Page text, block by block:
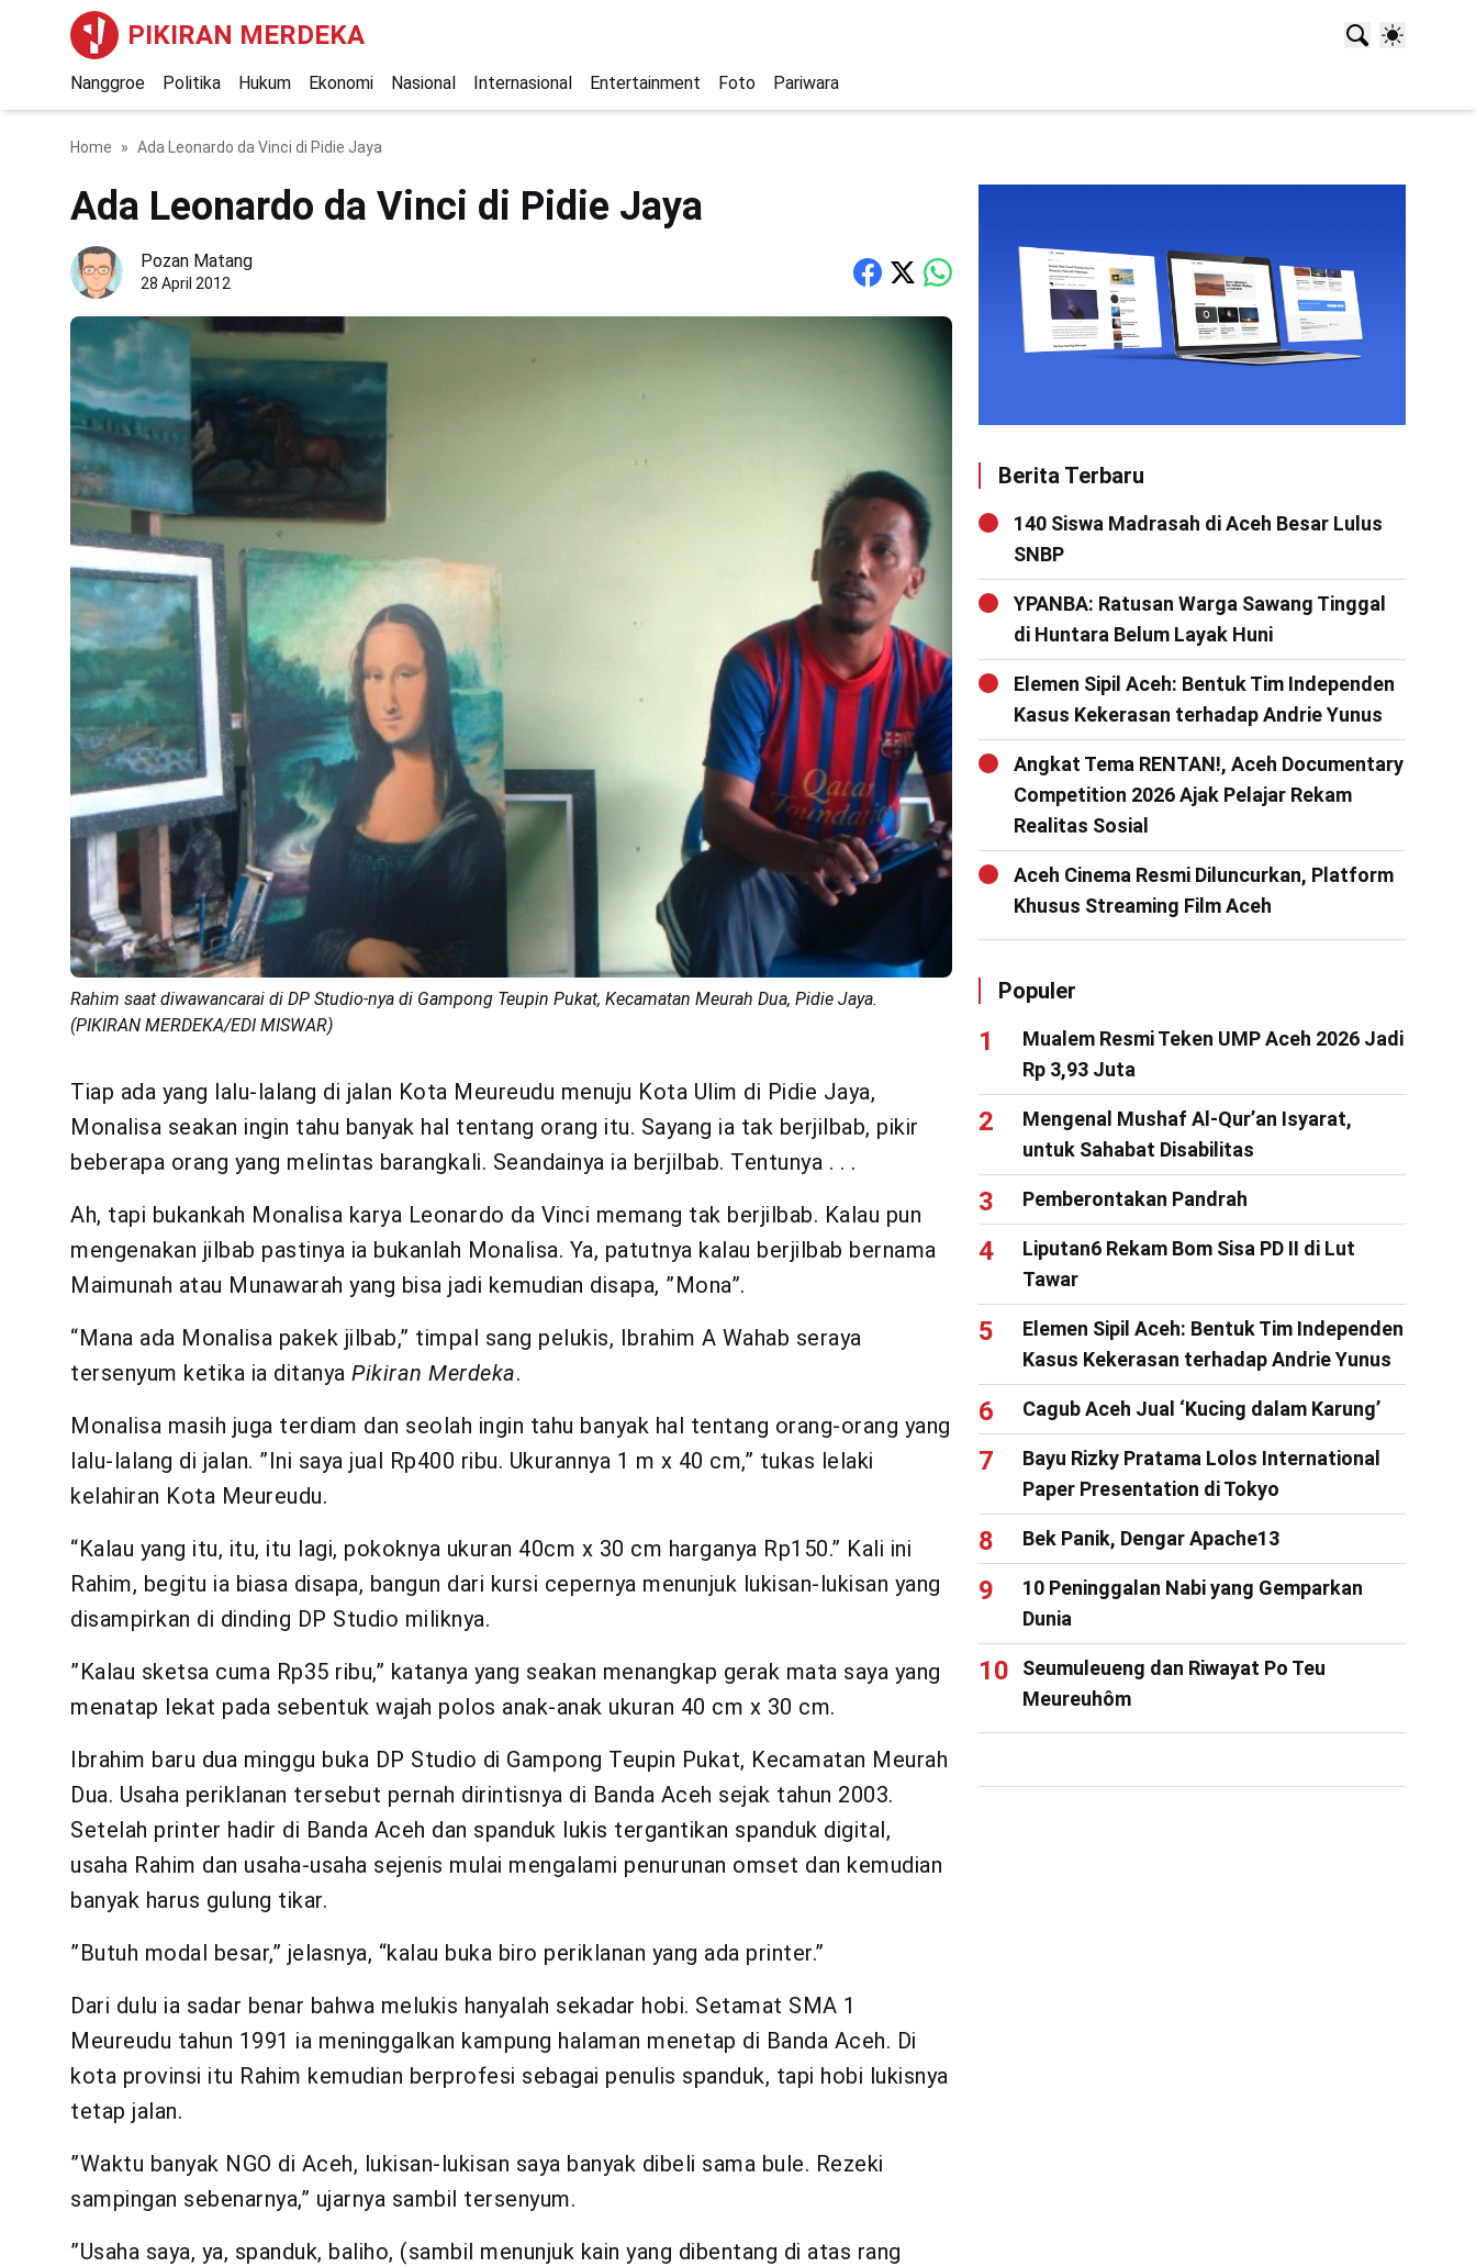
PIKIRAN MERDEKA
Nanggroe Politika Hukum Ekonomi Nasional Internasional Entertainment Foto Pariwara
Home Ada Leonardo da Vinci di Pidie Jaya
Ada Leonardo da Vinci di Pidie Jaya
Pozan Matang
28 April 2012
Rahim saat diwawancarai di DP Studio-nya di Gampong Teupin Pukat, Kecamatan Meurah Dua, Pidie Jaya.
(PIKIRAN MERDEKA/EDI MISWAR)
Tiap ada yang lalu-lalang di jalan Kota Meureudu menuju Kota Ulim di Pidie Jaya,
Monalisa seakan ingin tahu banyak hal tentang orang itu. Sayang ia tak berjilbab, pikir
beberapa orang yang melintas barangkali. Seandainya ia berjilbab. Tentunya . . .
Ah, tapi bukankah Monalisa karya Leonardo da Vinci memang tak berjilbab. Kalau pun
mengenakan jilbab pastinya ia bukanlah Monalisa. Ya, patutnya kalau berjilbab bernama
Maimunah atau Munawarah yang bisa jadi kemudian disapa, ”Mona”.
“Mana ada Monalisa pakek jilbab,” timpal sang pelukis, Ibrahim A Wahab seraya
tersenyum ketika ia ditanya Pikiran Merdeka.
Monalisa masih juga terdiam dan seolah ingin tahu banyak hal tentang orang-orang yang
lalu-lalang di jalan. ”Ini saya jual Rp400 ribu. Ukurannya 1 m x 40 cm,” tukas lelaki
kelahiran Kota Meureudu.
“Kalau yang itu, itu, itu lagi, pokoknya ukuran 40cm x 30 cm harganya Rp150.” Kali ini
Rahim, begitu ia biasa disapa, bangun dari kursi cepernya menunjuk lukisan-lukisan yang
disampirkan di dinding DP Studio miliknya.
”Kalau sketsa cuma Rp35 ribu,” katanya yang seakan menangkap gerak mata saya yang
menatap lekat pada sebentuk wajah polos anak-anak ukuran 40 cm x 30 cm.
Ibrahim baru dua minggu buka DP Studio di Gampong Teupin Pukat, Kecamatan Meurah
Dua. Usaha periklanan tersebut pernah dirintisnya di Banda Aceh sejak tahun 2003.
Setelah printer hadir di Banda Aceh dan spanduk lukis tergantikan spanduk digital,
usaha Rahim dan usaha-usaha sejenis mulai mengalami penurunan omset dan kemudian
banyak harus gulung tikar.
”Butuh modal besar,” jelasnya, “kalau buka biro periklanan yang ada printer.”
Dari dulu ia sadar benar bahwa melukis hanyalah sekadar hobi. Setamat SMA 1
Meureudu tahun 1991 ia meninggalkan kampung halaman menetap di Banda Aceh. Di
kota provinsi itu Rahim kemudian berprofesi sebagai penulis spanduk, tapi hobi lukisnya
tetap jalan.
”Waktu banyak NGO di Aceh, lukisan-lukisan saya banyak dibeli sama bule. Rezeki
sampingan sebenarnya,” ujarnya sambil tersenyum.
”Usaha saya, ya, spanduk, baliho, (sambil menunjuk kain yang dibentang di atas rang
Berita Terbaru
140 Siswa Madrasah di Aceh Besar Lulus
SNBP
YPANBA: Ratusan Warga Sawang Tinggal
di Huntara Belum Layak Huni
Elemen Sipil Aceh: Bentuk Tim Independen
Kasus Kekerasan terhadap Andrie Yunus
Angkat Tema RENTAN!, Aceh Documentary
Competition 2026 Ajak Pelajar Rekam
Realitas Sosial
Aceh Cinema Resmi Diluncurkan, Platform
Khusus Streaming Film Aceh
Populer
Mualem Resmi Teken UMP Aceh 2026 Jadi
Rp 3,93 Juta
Mengenal Mushaf Al-Qur’an Isyarat,
untuk Sahabat Disabilitas
Pemberontakan Pandrah
Liputan6 Rekam Bom Sisa PD II di Lut
Tawar
Elemen Sipil Aceh: Bentuk Tim Independen
Kasus Kekerasan terhadap Andrie Yunus
Cagub Aceh Jual ‘Kucing dalam Karung’
Bayu Rizky Pratama Lolos International
Paper Presentation di Tokyo
Bek Panik, Dengar Apache13
10 Peninggalan Nabi yang Gemparkan
Dunia
Seumuleueng dan Riwayat Po Teu
Meureuhôm